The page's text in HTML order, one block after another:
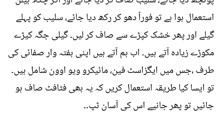
استعمال ہوا ہے تو فوراً دھو کر رکھ دیا جائے، سلیب کو پہلے
گیلے اور پھر خشک کپڑے سے صاف کر لیں۔ گیلی جگہ کیڑے
مکوڑے زیادہ آتے ہیں۔ اب ہم آتے ہیں اپنی ہفتہ وار صفائی کی
طرف ،جس میں ایگزاسٹ فین، مائیکرو ویو اوون شامل ہیں۔
تو ایسا کیا طریقہ استعمال کریں کہ یہ بھی فٹافٹ صاف ہو
جائیں تو پھر جانیے اس کی آسان ٹپ۔۔